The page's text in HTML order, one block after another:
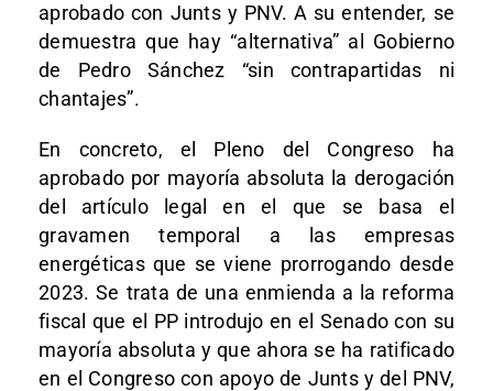
aprobado con Junts y PNV. A su entender, se
demuestra que hay “alternativa” al Gobierno
de Pedro Sánchez “sin contrapartidas ni
chantajes”.
En concreto, el Pleno del Congreso ha
aprobado por mayoría absoluta la derogación
del artículo legal en el que se basa el
gravamen temporal a las empresas
energéticas que se viene prorrogando desde
2023. Se trata de una enmienda a la reforma
fiscal que el PP introdujo en el Senado con su
mayoría absoluta y que ahora se ha ratificado
en el Congreso con apoyo de Junts y del PNV,